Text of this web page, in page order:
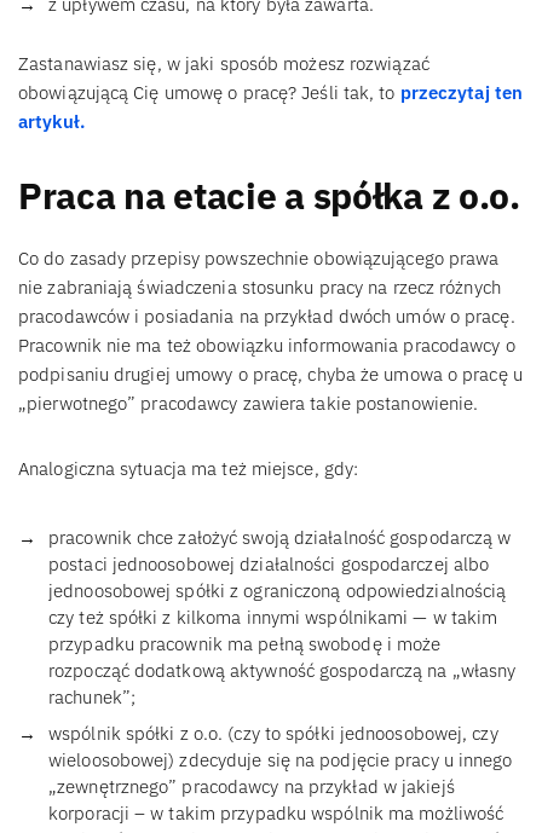
Zastanawiasz się, w jaki sposób możesz rozwiązać
obowiązującą Cię umowę o pracę? Jeśli tak, to przeczytaj ten
artykuł.
Praca na etacie a spółka z o.o.
Co do zasady przepisy powszechnie obowiązującego prawa
nie zabraniają świadczenia stosunku pracy na rzecz różnych
pracodawców i posiadania na przykład dwóch umów o pracę.
Pracownik nie ma też obowiązku informowania pracodawcy o
podpisaniu drugiej umowy o pracę, chyba że umowa o pracę u
„pierwotnego” pracodawcy zawiera takie postanowienie.
Analogiczna sytuacja ma też miejsce, gdy:
pracownik chce założyć swoją działalność gospodarczą w
postaci jednoosobowej działalności gospodarczej albo
jednoosobowej spółki z ograniczoną odpowiedzialnością
czy też spółki z kilkoma innymi wspólnikami — w takim
przypadku pracownik ma pełną swobodę i może
rozpocząć dodatkową aktywność gospodarczą na „własny
rachunek”;
wspólnik spółki z o.o. (czy to spółki jednoosobowej, czy
wieloosobowej) zdecyduje się na podjęcie pracy u innego
„zewnętrznego” pracodawcy na przykład w jakiejś
korporacji – w takim przypadku wspólnik ma możliwość